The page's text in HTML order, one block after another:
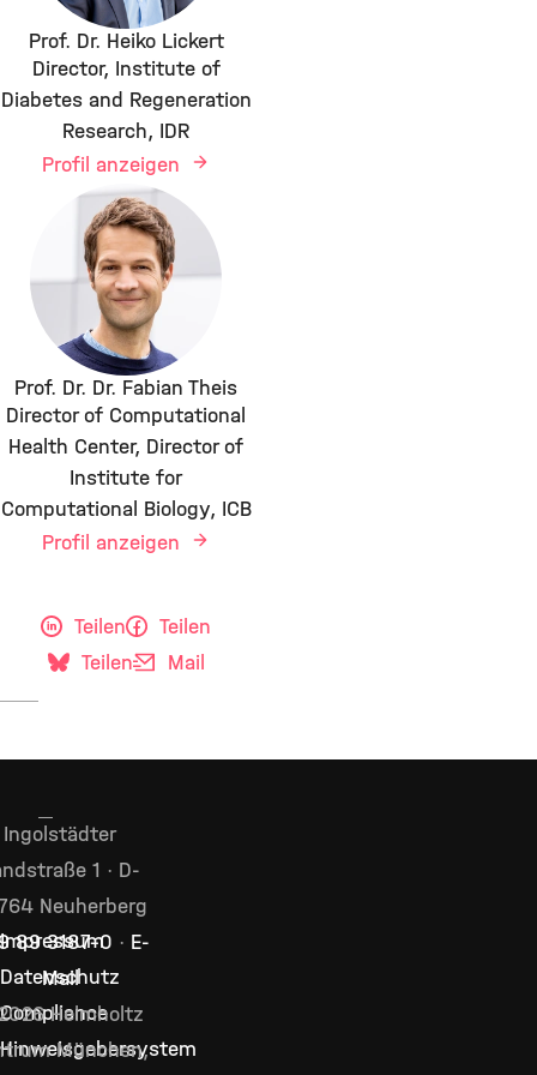
Prof. Dr. Heiko Lickert
Director, Institute of
Diabetes and Regeneration
Research, IDR
Profil anzeigen
Prof. Dr. Dr. Fabian Theis
Director of Computational
Health Center, Director of
Institute for
Computational Biology, ICB
Profil anzeigen
Teilen
Teilen
Teilen
Mail
Impressum
Datenschutz
Compliance
Hinweisgebersystem
Ingolstädter
1 · D-
Neuherberg
89 3187–0 · E-
Mail
Helmholtz
München,